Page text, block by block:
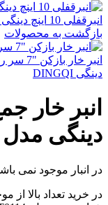
انبرقفلی 10 اینچ دینگی مدل 27003 DINGQI
بازگشت به محصولات
انبر خار بازکن "7 سر راست دینگی مدل 28002 DINGQI
دینگی DINGQI
دینگی مدل 28001 DINGQI
در انبار موجود نمی
در خرید تعداد بالا از